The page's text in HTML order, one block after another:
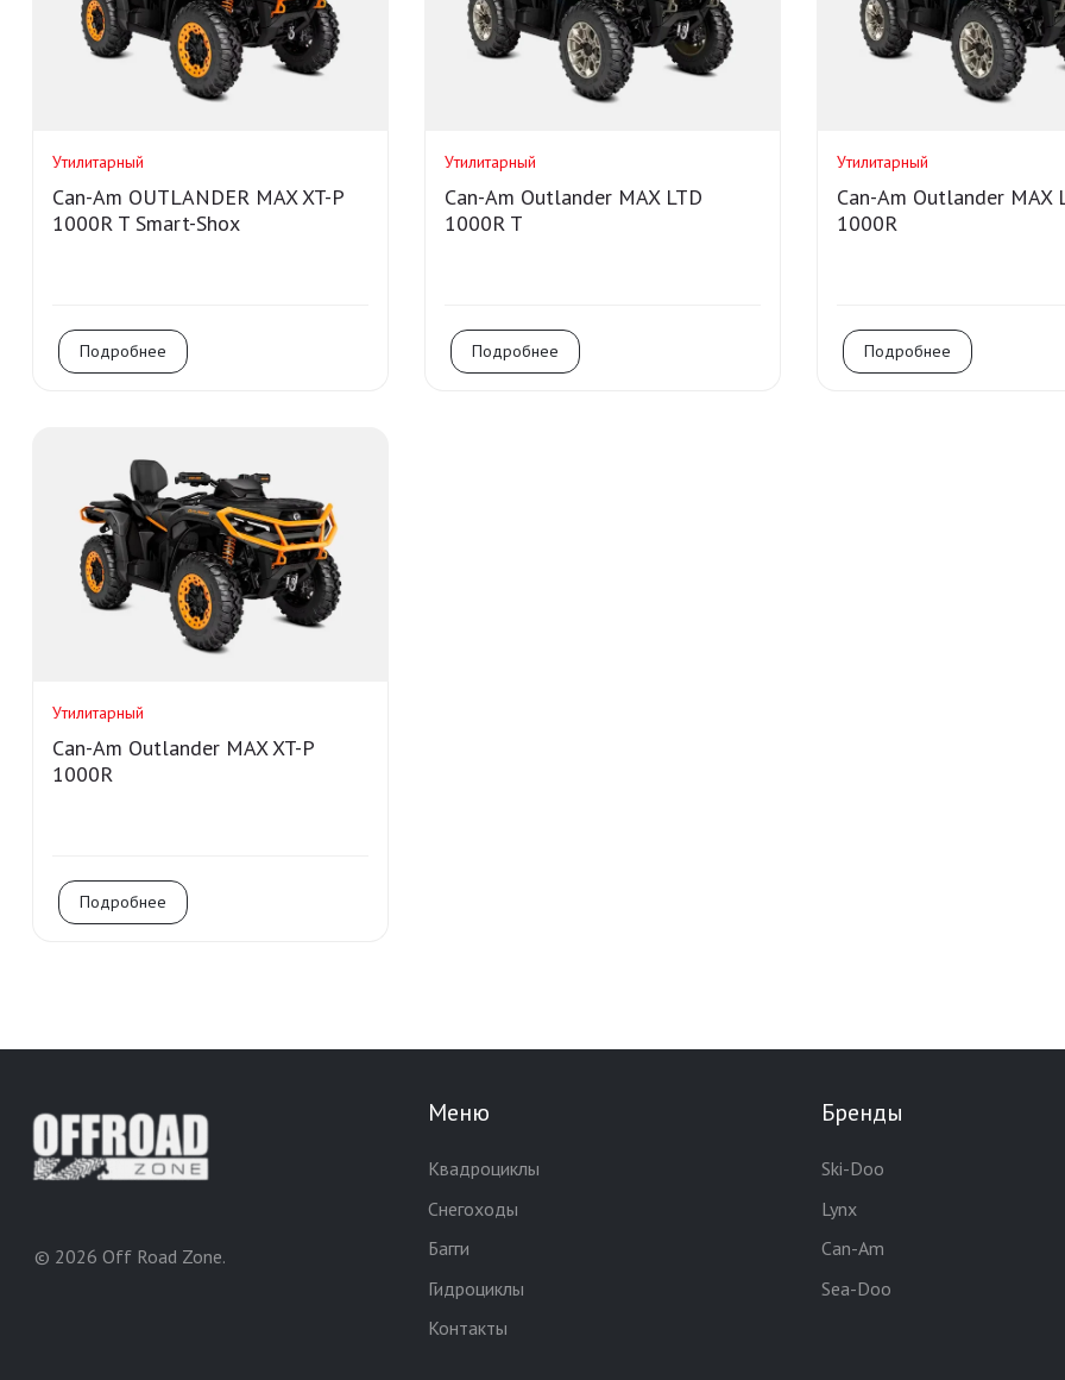
Утилитарный
Can-Am OUTLANDER MAX XT-P
1000R T Smart-Shox
Подробнее
Утилитарный
Can-Am Outlander MAX LTD
1000R T
Подробнее
Утилитарный
Can-Am Outlander MAX
1000R
Подробнее
Утилитарный
Can-Am Outlander MAX XT-P
1000R
Подробнее
© 2026 Off Road Zone.
Меню
Квадроциклы
Снегоходы
Багги
Гидроциклы
Контакты
Бренды
Ski-Doo
Lynx
Can-Am
Sea-Doo